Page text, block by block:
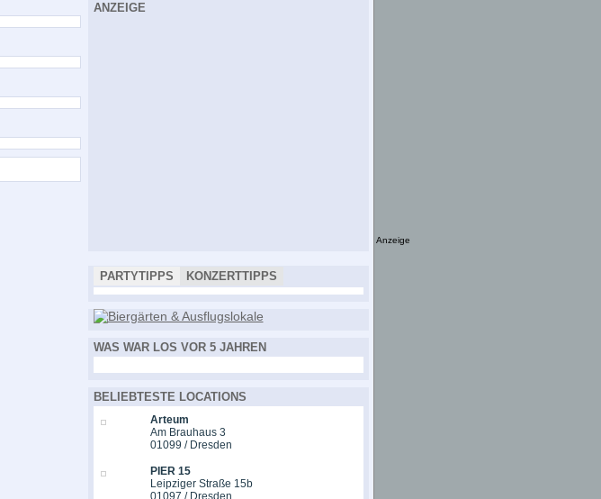
ANZEIGE
PARTYTIPPS KONZERTTIPPS
WAS WAR LOS VOR 5 JAHREN
BELIEBTESTE LOCATIONS
Arteum
Am Brauhaus 3
01099 / Dresden
PIER 15
Leipziger Straße 15b
01097 / Dresden
Anzeige